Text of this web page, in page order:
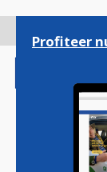
gaan
Profiteer